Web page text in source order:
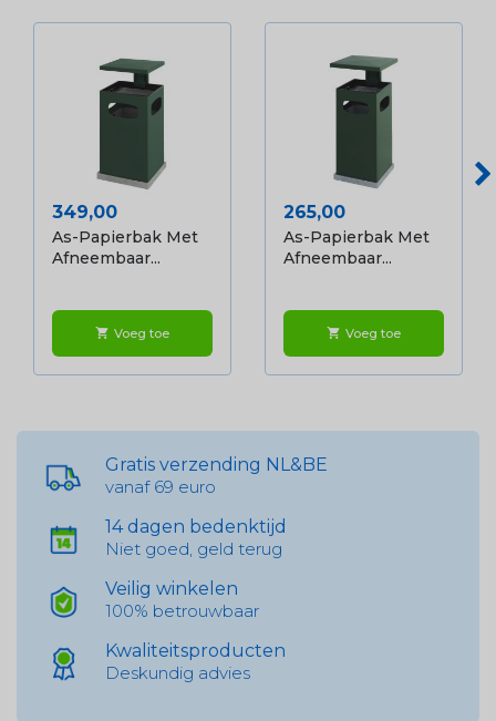
Prijs
349,00
As-Papierbak Met
Afneembaar...
shopping_cart Voeg toe
Prijs
265,00
As-Papierbak Met
Afneembaar...
shopping_cart Voeg toe
Gratis verzending NL&BE
vanaf 69 euro
14 dagen bedenktijd
Niet goed, geld terug
Veilig winkelen
100% betrouwbaar
Kwaliteitsproducten
Deskundig advies